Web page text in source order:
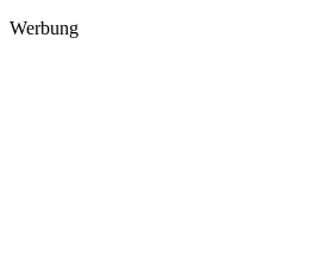
Werbung